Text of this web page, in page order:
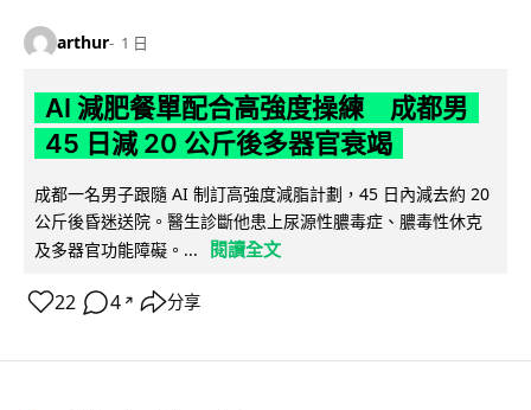
arthur 1 日
AI 減肥餐單配合高強度操練 成都男
45 日減 20 公斤後多器官衰竭
成都一名男子跟隨 AI 制訂高強度減脂計劃，45 日內減去約 20
公斤後昏迷送院。醫生診斷他患上尿源性膿毒症、膿毒性休克
及多器官功能障礙。...
閱讀全文
22 4 ↗ 分享